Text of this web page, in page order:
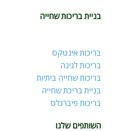
בניית בריכות שחייה
בריכות אינטקס
בריכות לגינה
בריכות שחייה ביתיות
בניית בריכת שחייה
בריכות פיברגלס
השותפים שלנו